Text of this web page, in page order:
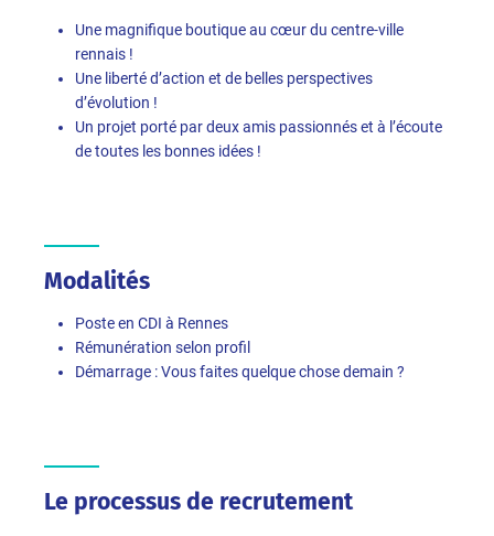
Une magnifique boutique au cœur du centre-ville
rennais !
Une liberté d’action et de belles perspectives
d’évolution !
Un projet porté par deux amis passionnés et à l’écoute
de toutes les bonnes idées !
Modalités
Poste en CDI à Rennes
Rémunération selon profil
Démarrage : Vous faites quelque chose demain ?
Le processus de recrutement